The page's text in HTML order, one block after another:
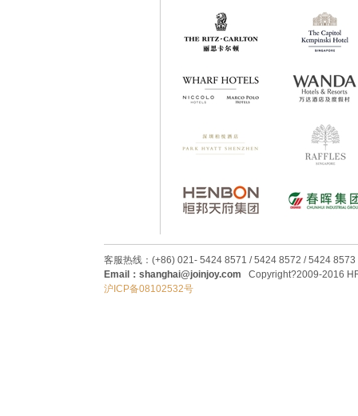
客服热线：(+86) 021- 5424 8571 / 5424 8572 / 5424 8573
Email：shanghai@joinjoy.com Copyright?2009-2016
沪ICP备08102532号